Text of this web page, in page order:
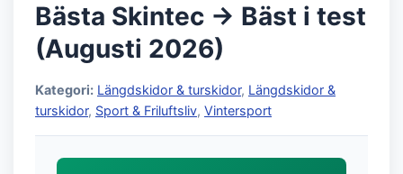
Bästa Skintec → Bäst i test
(Augusti 2026)
Kategori: Längdskidor & turskidor, Längdskidor &
turskidor, Sport & Friluftsliv, Vintersport